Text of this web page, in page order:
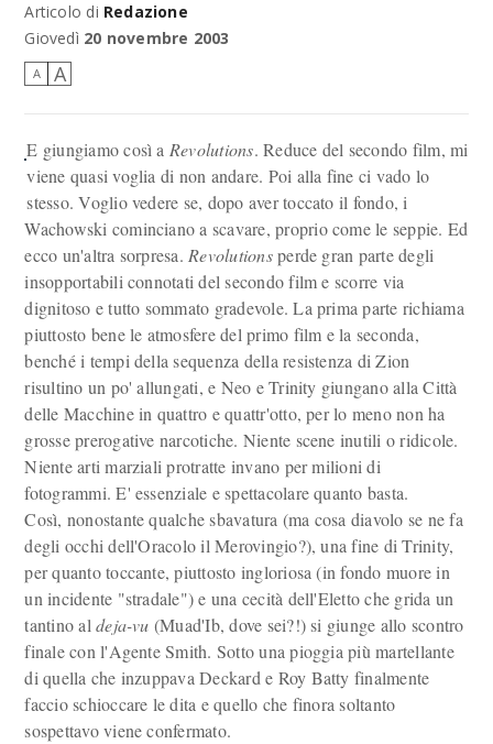
Articolo di Redazione
Giovedì 20 novembre 2003
A A
E giungiamo così a Revolutions. Reduce del secondo film, mi
viene quasi voglia di non andare. Poi alla fine ci vado lo
stesso. Voglio vedere se, dopo aver toccato il fondo, i
Wachowski cominciano a scavare, proprio come le seppie. Ed
ecco un'altra sorpresa. Revolutionsperde gran parte degli
insopportabili connotati del secondo film e scorre via
dignitoso e tutto sommato gradevole. La prima parte richiama
piuttosto bene le atmosfere del primo film e la seconda,
benché i tempi della sequenza della resistenza di Zion
risultino un po' allungati, e Neo e Trinity giungano alla Città
delle Macchine in quattro e quattr'otto, per lo meno non ha
grosse prerogative narcotiche. Niente scene inutili o ridicole.
Niente arti marziali protratte invano per milioni di
fotogrammi. E' essenziale e spettacolare quanto basta.
Così, nonostante qualche sbavatura (ma cosa diavolo se ne fa
degli occhi dell'Oracolo il Merovingio?), una fine di Trinity,
per quanto toccante, piuttosto ingloriosa (in fondo muore in
un incidente "stradale") e una cecità dell'Eletto che grida un
tantino aldeja-vu (Muad'Ib, dove sei?!) si giunge allo scontro
finale con l'Agente Smith. Sotto una pioggia più martellante
di quella che inzuppava Deckard e Roy Batty finalmente
faccio schioccare le dita e quello che finora soltanto
sospettavo viene confermato.